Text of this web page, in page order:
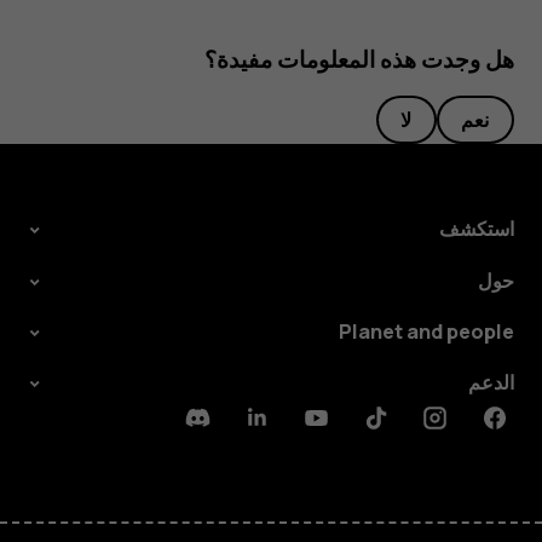
هل وجدت هذه المعلومات مفيدة؟
نعم لا
استكشف
حول
Planet and people
الدعم
Facebook
Instagram
Tiktok
Youtube
Linkedin
Discord